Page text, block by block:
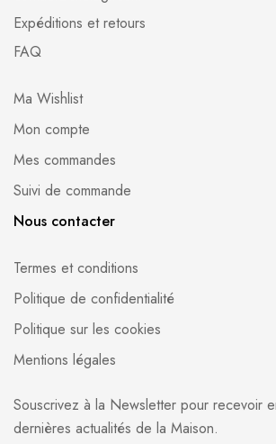
Expéditions et retours
FAQ
Ma Wishlist
Mon compte
Mes commandes
Suivi de commande
Nous contacter
Termes et conditions
Politique de confidentialité
Politique sur les cookies
Mentions légales
Souscrivez à la Newsletter pour recevoir
dernières actualités de la Maison.